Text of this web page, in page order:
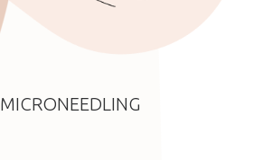
MICRONEEDLING